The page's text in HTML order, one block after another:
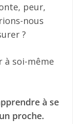
peur,
nous
?
à soi-même
à se
proche.